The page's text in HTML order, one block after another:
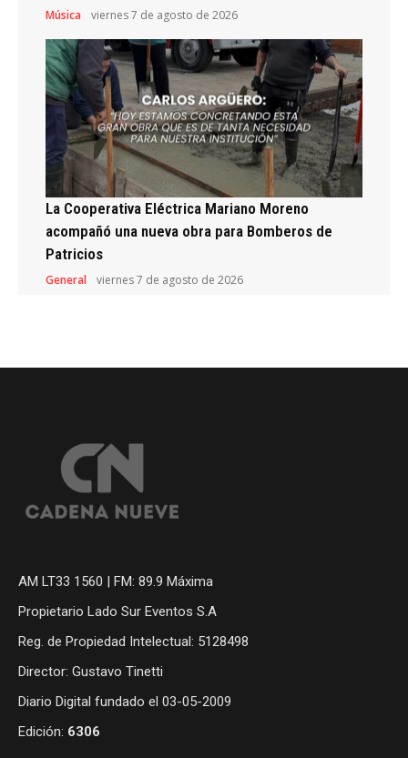
Música viernes 7 de agosto de 2026
La Cooperativa Eléctrica Mariano Moreno
acompañó una nueva obra para Bomberos de
Patricios
General viernes 7 de agosto de 2026
AM LT33 1560 | FM: 89.9 Máxima
Propietario Lado Sur Eventos S.A
Reg. de Propiedad Intelectual: 5128498
Director: Gustavo Tinetti
Diario Digital fundado el 03-05-2009
Edición: 6306